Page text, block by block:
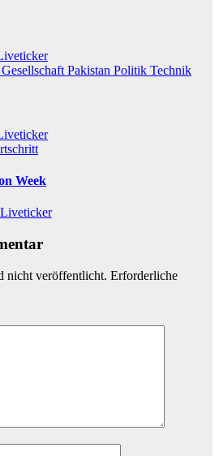
Gesellschaft Pakistan Politik Technik
Week
nicht veröffentlicht. Erforderliche